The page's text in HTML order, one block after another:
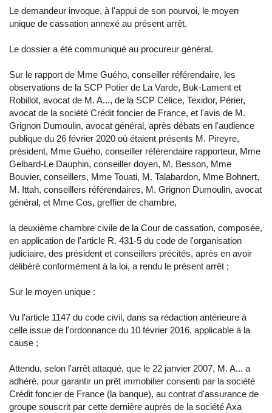
Le demandeur invoque, à l'appui de son pourvoi, le moyen
unique de cassation annexé au présent arrêt.
Le dossier a été communiqué au procureur général.
Sur le rapport de Mme Guého, conseiller référendaire, les
observations de la SCP Potier de La Varde, Buk-Lament et
Robillot, avocat de M. A..., de la SCP Célice, Texidor, Périer,
avocat de la société Crédit foncier de France, et l'avis de M.
Grignon Dumoulin, avocat général, après débats en l'audience
publique du 26 février 2020 où étaient présents M. Pireyre,
président, Mme Guého, conseiller référendaire rapporteur, Mme
Gelbard-Le Dauphin, conseiller doyen, M. Besson, Mme
Bouvier, conseillers, Mme Touati, M. Talabardon, Mme Bohnert,
M. Ittah, conseillers référendaires, M. Grignon Dumoulin, avocat
général, et Mme Cos, greffier de chambre,
la deuxième chambre civile de la Cour de cassation, composée,
en application de l'article R. 431-5 du code de l'organisation
judiciaire, des président et conseillers précités, après en avoir
délibéré conformément à la loi, a rendu le présent arrêt ;
Sur le moyen unique :
Vu l'article 1147 du code civil, dans sa rédaction antérieure à
celle issue de l'ordonnance du 10 février 2016, applicable à la
cause ;
Attendu, selon l'arrêt attaqué, que le 22 janvier 2007, M. A... a
adhéré, pour garantir un prêt immobilier consenti par la société
Crédit foncier de France (la banque), au contrat d'assurance de
groupe souscrit par cette dernière auprès de la société Axa